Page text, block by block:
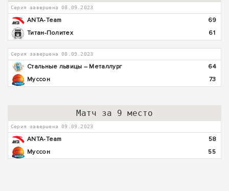
Серия завершена 08.09.2023
ANTA-Team
69
Титан-Политех
61
Серия завершена 08.09.2023
Стальные львицы – Металлург
64
Муссон
73
Матч за 9 место
Серия завершена 09.09.2023
ANTA-Team
58
Муссон
55